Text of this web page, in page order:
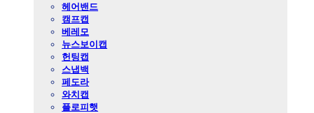
헤어밴드
캠프캡
베레모
뉴스보이캡
헌팅캡
스냅백
페도라
와치캡
플로피햇